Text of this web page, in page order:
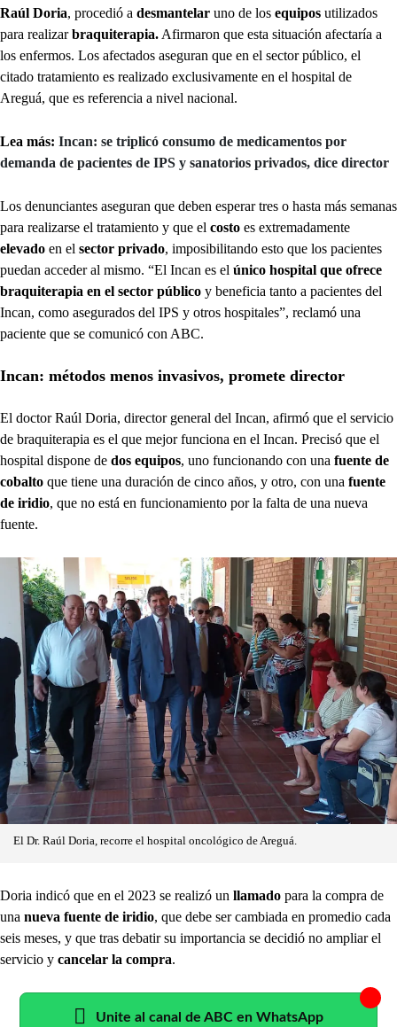
Raúl Doria, procedió a desmantelar uno de los equipos utilizados
para realizarbraquiterapia. Afirmaron que esta situación afectaría a
los enfermos. Los afectados aseguran que en el sector público, el
citado tratamiento es realizado exclusivamente en el hospital de
Areguá, que es referencia a nivel nacional.
Lea más: Incan: se triplicó consumo de medicamentos por
demanda de pacientes de IPS y sanatorios privados, dice director
Los denunciantes aseguran que deben esperar tres o hasta más semanas
para realizarse el tratamiento y que el costo es extremadamente
elevado en el sector privado, imposibilitando esto que los pacientes
puedan acceder al mismo. “El Incan es el único hospital que ofrece
braquiterapia en el sector público y beneficia tanto a pacientes del
Incan, como asegurados del IPS y otros hospitales”, reclamó una
paciente que se comunicó con ABC.
Incan: métodos menos invasivos, promete director
El doctor Raúl Doria, director general del Incan, afirmó que el servicio
de braquiterapia es el que mejor funciona en el Incan. Precisó que el
hospital dispone de dos equipos, uno funcionando con una fuente de
cobalto que tiene una duración de cinco años, y otro, con una fuente
de iridio, que no está en funcionamiento por la falta de una nueva
fuente.
El Dr. Raúl Doria, recorre el hospital oncológico de Areguá.
Doria indicó que en el 2023 se realizó un llamado para la compra de
una nueva fuente de iridio, que debe ser cambiada en promedio cada
seis meses, y que tras debatir su importancia se decidió no ampliar el
servicio y cancelar la compra.
Unite al canal de ABC en WhatsApp